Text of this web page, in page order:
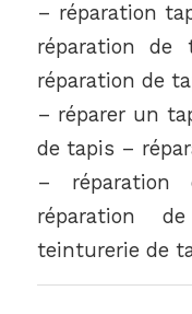
– réparation
réparation de
réparation de
– réparer un
de tapis –
–
réparation
teinturerie de